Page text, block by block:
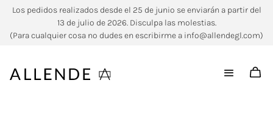
Los pedidos realizados desde el 25 de junio se enviarán a partir del
13 de julio de 2026. Disculpa las molestias.
(Para cualquier cosa no dudes en escribirme a info@allendegl.com)